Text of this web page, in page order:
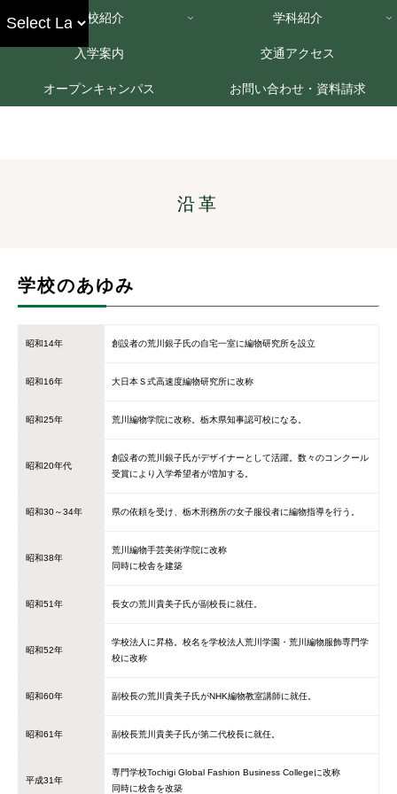
学校紹介 学科紹介
入学案内 交通アクセス
オープンキャンパス お問い合わせ・資料請求
沿革
学校のあゆみ
昭和14年 創設者の荒川銀子氏の自宅一室に編物研究所を設立
昭和16年 大日本Ｓ式高速度編物研究所に改称
昭和25年 荒川編物学院に改称。栃木県知事認可校になる。
昭和20年代
創設者の荒川銀子氏がデザイナーとして活躍。数々のコンクール
受賞により入学希望者が増加する。
昭和30～34年 県の依頼を受け、栃木刑務所の女子服役者に編物指導を行う。
昭和38年
荒川編物手芸美術学院に改称
同時に校舎を建築
昭和51年 長女の荒川貴美子氏が副校長に就任。
昭和52年
学校法人に昇格。校名を学校法人荒川学園・荒川編物服飾専門学
校に改称
昭和60年 副校長の荒川貴美子氏がNHK編物教室講師に就任。
昭和61年 副校長荒川貴美子氏が第二代校長に就任。
平成31年
専門学校Tochigi Global Fashion Business Collegeに改称
同時に校舎を改築